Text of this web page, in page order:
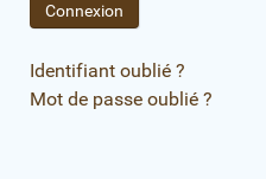
Connexion
Identifiant oublié ?
Mot de passe oublié ?